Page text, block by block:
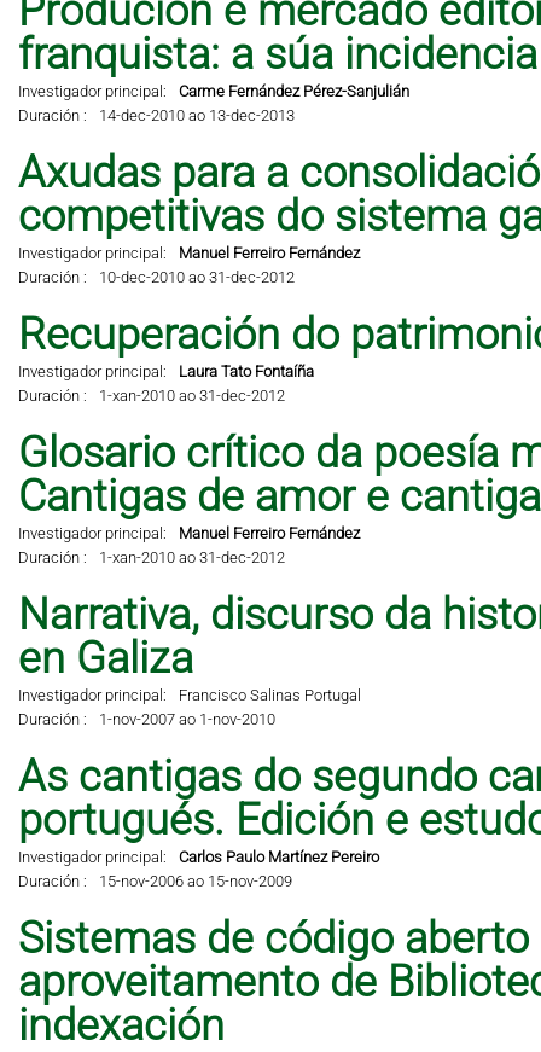
Produción e mercado
franquista: a súa
Investigador principal:
Carme Fernández Pérez-Sanjulián
Duración :
14-dec-2010 ao 13-dec-2013
Axudas para a
competitivas do sistema
Investigador principal:
Manuel Ferreiro Fernández
Duración :
10-dec-2010 ao 31-dec-2012
Recuperación do
Investigador principal:
Laura Tato Fontaíña
Duración :
1-xan-2010 ao 31-dec-2012
Glosario crítico da poesía
Cantigas de amor e
Investigador principal:
Manuel Ferreiro Fernández
Duración :
1-xan-2010 ao 31-dec-2012
Narrativa, discurso da
en Galiza
Investigador principal:
Francisco Salinas Portugal
Duración :
1-nov-2007 ao 1-nov-2010
As cantigas do segundo
portugués. Edición e
Investigador principal:
Carlos Paulo Martínez Pereiro
Duración :
15-nov-2006 ao 15-nov-2009
Sistemas de código
aproveitamento de
indexación